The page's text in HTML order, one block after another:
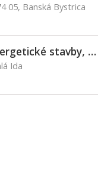
05, Banská Bystrica
NESBAU nízkoenergetické stavby, s.r.o.
Ida